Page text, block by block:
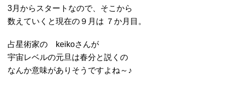
3月からスタートなので、そこから
数えていくと現在の９月は ７か月目。
占星術家の keikoさんが
宇宙レベルの元旦は春分と説くの
なんか意味がありそうですよね～♪